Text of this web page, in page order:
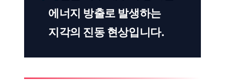
에너지 방출로 발생하는
지각의 진동 현상입니다.